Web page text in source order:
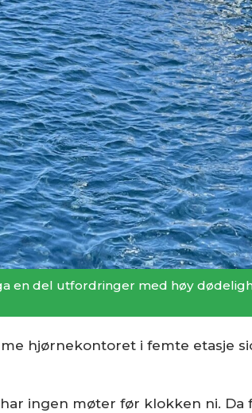
en del utfordringer med høy
hjørnekontoret i femte etasje
ingen møter før klokken ni.